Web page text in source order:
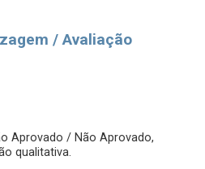
/ Avaliação
Aprovado / Não Aprovado,
qualitativa.